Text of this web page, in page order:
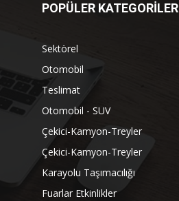
POPÜLER KATEGORİLER
Sektörel
Otomobil
Teslimat
Otomobil - SUV
Çekici-Kamyon-Treyler
Çekici-Kamyon-Treyler
Karayolu Taşımacılığı
Fuarlar Etkinlikler